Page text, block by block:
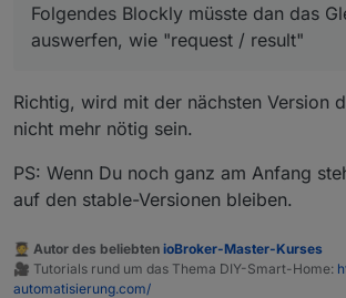
Folgendes Blockly müsste dan das
auswerfen, wie "request / result"
Richtig, wird mit der nächsten Version
nicht mehr nötig sein.
PS: Wenn Du noch ganz am Anfang
auf den stable-Versionen bleiben.
🧑‍🎓 Autor des beliebten ioBroker-Master-Kurses
🎥 Tutorials rund um das Thema DIY-Smart-Home:
automatisierung.com/